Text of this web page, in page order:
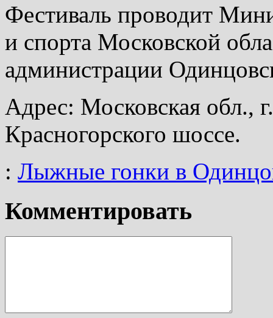
Фестиваль проводит
и спорта Московской
администрации
Адрес: Московская обл.,
Красногорского шоссе.
: Лыжные гонки в
Комментировать